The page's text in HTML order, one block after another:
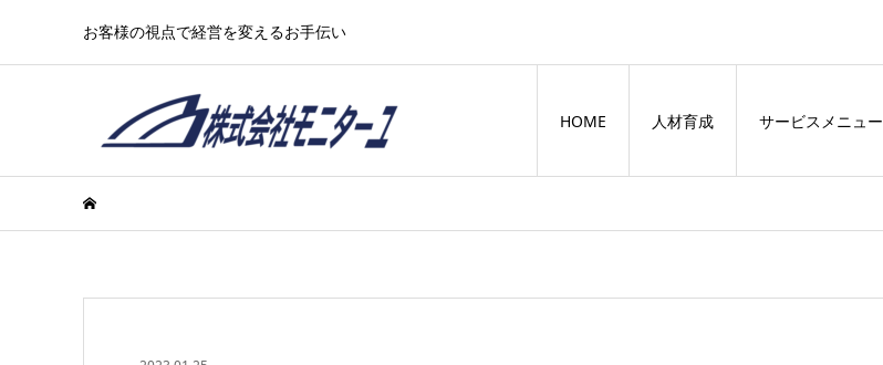
お客様の視点で経営を変えるお手伝い
HOME 人材育成 サービスメニュー